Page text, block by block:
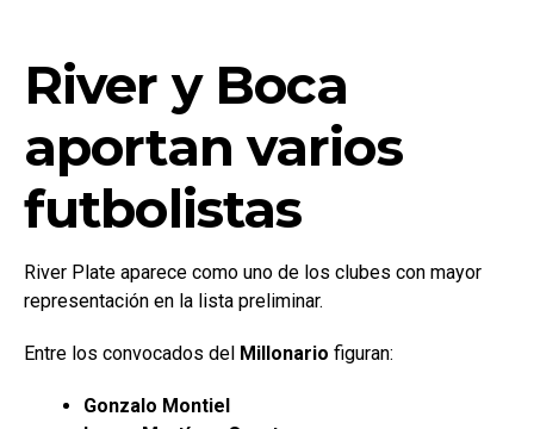
River y Boca
aportan varios
futbolistas
River Plate aparece como uno de los clubes con mayor
representación en la lista preliminar.
Entre los convocados del Millonario figuran:
Gonzalo Montiel